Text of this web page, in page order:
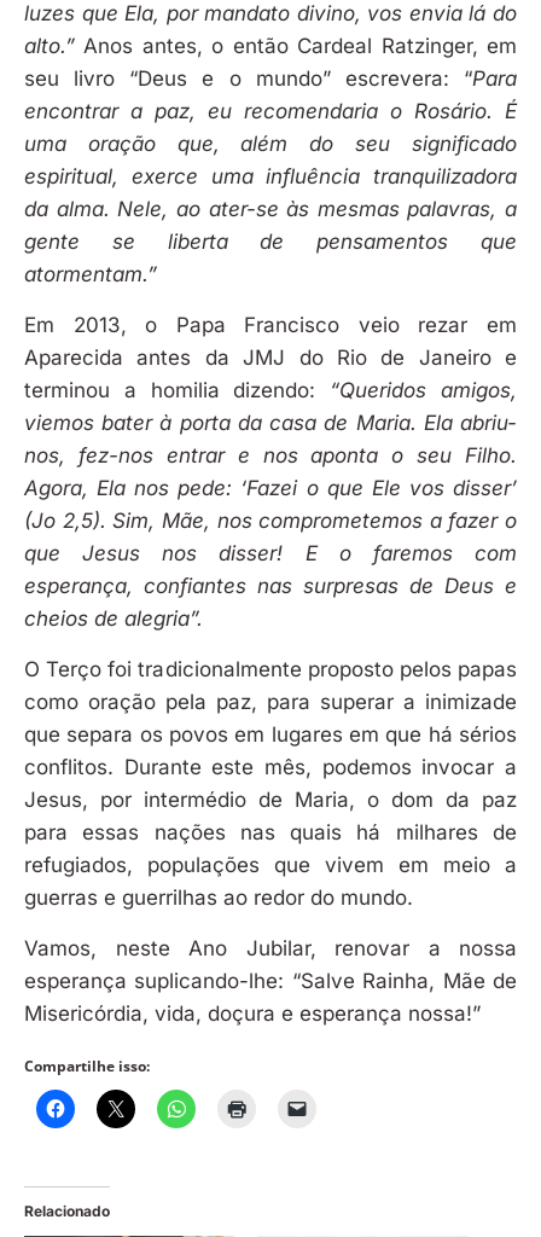
luzes que Ela, por mandato divino, vos envia lá do
alto.”Anos antes, o então Cardeal Ratzinger, em
seu livro “Deus e o mundo” escrevera: “Para
encontrar a paz, eu recomendaria o Rosário. É
uma oração que, além do seu significado
espiritual, exerce uma influência tranquilizadora
da alma. Nele, ao ater-se às mesmas palavras, a
gente se liberta de pensamentos que
atormentam.”
Em 2013, o Papa Francisco veio rezar em
Aparecida antes da JMJ do Rio de Janeiro e
terminou a homilia dizendo: “Queridos amigos,
viemos bater à porta da casa de Maria. Ela abriu-
nos, fez-nos entrar e nos aponta o seu Filho.
Agora, Ela nos pede: ‘Fazei o que Ele vos disser’
(Jo 2,5). Sim, Mãe, nos comprometemos a fazer o
que Jesus nos disser! E o faremos com
esperança, confiantes nas surpresas de Deus e
cheios de alegria”.
O Terço foi tradicionalmente proposto pelos papas
como oração pela paz, para superar a inimizade
que separa os povos em lugares em que há sérios
conflitos. Durante este mês, podemos invocar a
Jesus, por intermédio de Maria, o dom da paz
para essas nações nas quais há milhares de
refugiados, populações que vivem em meio a
guerras e guerrilhas ao redor do mundo.
Vamos, neste Ano Jubilar, renovar a nossa
esperança suplicando-lhe: “Salve Rainha, Mãe de
Misericórdia, vida, doçura e esperança nossa!”
Compartilhe isso:
Relacionado